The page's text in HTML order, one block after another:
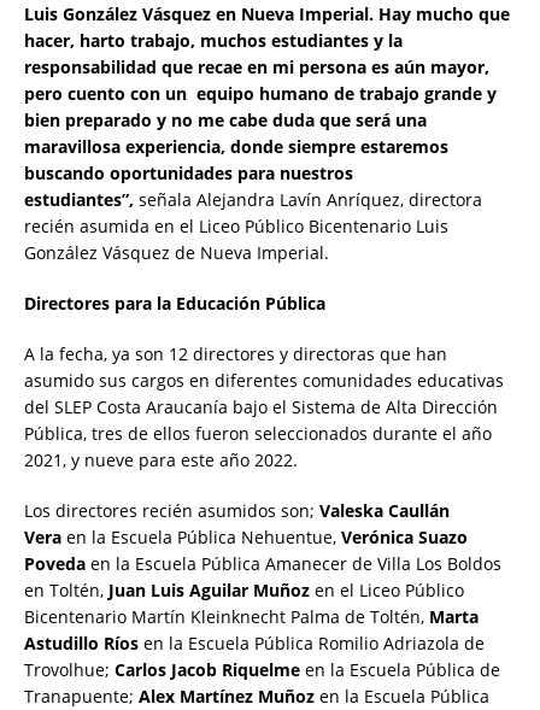
Luis González Vásquez en Nueva Imperial. Hay mucho que
hacer, harto trabajo, muchos estudiantes y la
responsabilidad que recae en mi persona es aún mayor,
pero cuento con un equipo humano de trabajo grande y
bien preparado y no me cabe duda que será una
maravillosa experiencia, donde siempre estaremos
buscando oportunidades para nuestros
estudiantes”, señala Alejandra Lavín Anríquez, directora
recién asumida en el Liceo Público Bicentenario Luis
González Vásquez de Nueva Imperial.
Directores para la Educación Pública
A la fecha, ya son 12 directores y directoras que han
asumido sus cargos en diferentes comunidades educativas
del SLEP Costa Araucanía bajo el Sistema de Alta Dirección
Pública, tres de ellos fueron seleccionados durante el año
2021, y nueve para este año 2022.
Los directores recién asumidos son; Valeska Caullán
Vera en la Escuela Pública Nehuentue, Verónica Suazo
Poveda en la Escuela Pública Amanecer de Villa Los Boldos
en Toltén, Juan Luis Aguilar Muñoz en el Liceo Público
Bicentenario Martín Kleinknecht Palma de Toltén, Marta
Astudillo Ríos en la Escuela Pública Romilio Adriazola de
Trovolhue; Carlos Jacob Riquelme en la Escuela Pública de
Tranapuente; Alex Martínez Muñoz en la Escuela Pública